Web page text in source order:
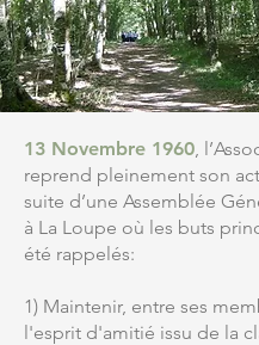
13 Novembre 1960,
reprend pleinement son
suite d’une Assemblée
à La Loupe où les buts
été rappelés:
1) Maintenir, entre ses
l'esprit d'amitié issu de la